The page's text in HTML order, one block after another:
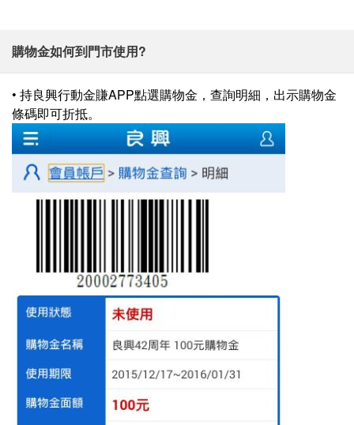
購物金如何到門市使用?
• 持良興行動金賺APP點選購物金，查詢明細，出示購物金
條碼即可折抵。